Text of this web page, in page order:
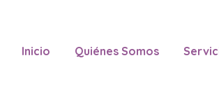
Inicio Quiénes Somos